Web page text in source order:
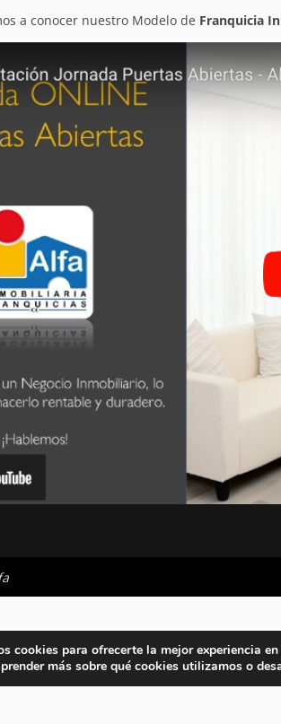
a conocer nuestro Modelo de Franquicia
cookies para ofrecerte la mejor experiencia
más sobre qué cookies utilizamos o